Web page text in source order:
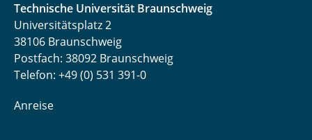
Technische Universität Braunschweig
Universitätsplatz 2
38106 Braunschweig
Postfach: 38092 Braunschweig
Telefon: +49 (0) 531 391-0
Anreise